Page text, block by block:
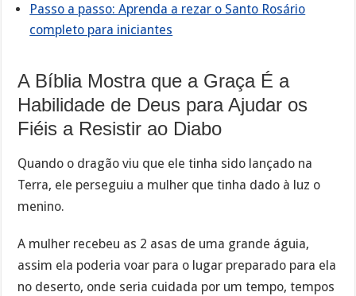
Passo a passo: Aprenda a rezar o Santo Rosário
completo para iniciantes
A Bíblia Mostra que a Graça É a
Habilidade de Deus para Ajudar os
Fiéis a Resistir ao Diabo
Quando o dragão viu que ele tinha sido lançado na
Terra, ele perseguiu a mulher que tinha dado à luz o
menino.
A mulher recebeu as 2 asas de uma grande águia,
assim ela poderia voar para o lugar preparado para ela
no deserto, onde seria cuidada por um tempo, tempos